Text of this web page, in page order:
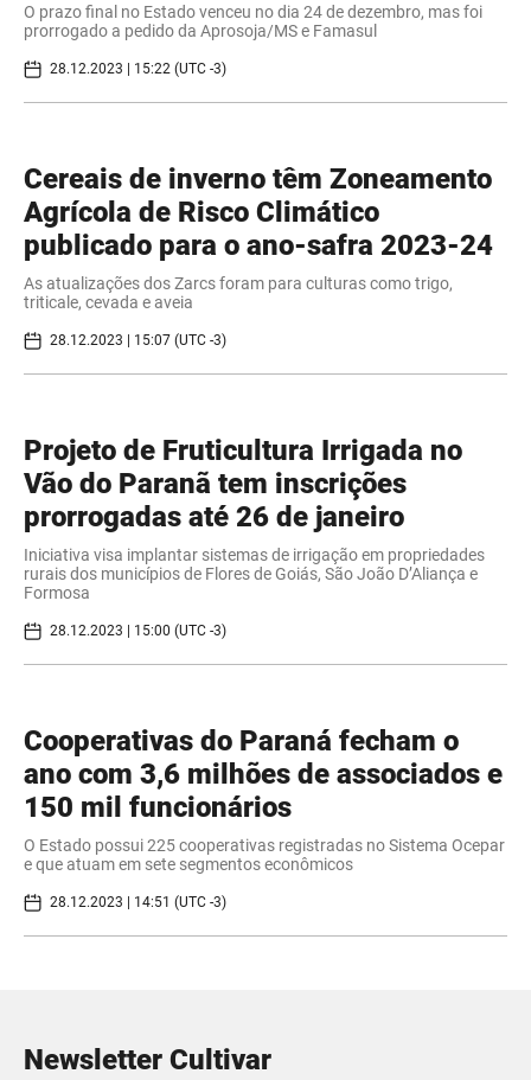
O prazo final no Estado venceu no dia 24 de dezembro, mas foi
prorrogado a pedido da Aprosoja/MS e Famasul
28.12.2023 | 15:22 (UTC -3)
Cereais de inverno têm Zoneamento
Agrícola de Risco Climático
publicado para o ano-safra 2023-24
As atualizações dos Zarcs foram para culturas como trigo,
triticale, cevada e aveia
28.12.2023 | 15:07 (UTC -3)
Projeto de Fruticultura Irrigada no
Vão do Paranã tem inscrições
prorrogadas até 26 de janeiro
Iniciativa visa implantar sistemas de irrigação em propriedades
rurais dos municípios de Flores de Goiás, São João D’Aliança e
Formosa
28.12.2023 | 15:00 (UTC -3)
Cooperativas do Paraná fecham o
ano com 3,6 milhões de associados e
150 mil funcionários
O Estado possui 225 cooperativas registradas no Sistema Ocepar
e que atuam em sete segmentos econômicos
28.12.2023 | 14:51 (UTC -3)
Newsletter Cultivar